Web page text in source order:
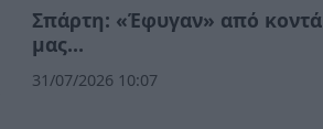
Σπάρτη: «Έφυγαν» από κοντά
μας…
31/07/2026 10:07